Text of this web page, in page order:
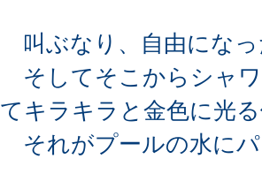
叫ぶなり、自由にな
そしてそこからシャ
てキラキラと金色に光
それがプールの水に